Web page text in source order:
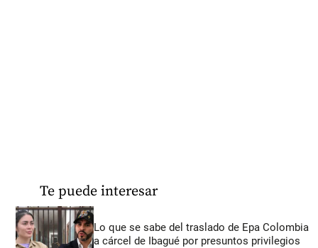
Te puede interesar
Lo que se sabe del traslado de Epa Colombia
a cárcel de Ibagué por presuntos privilegios